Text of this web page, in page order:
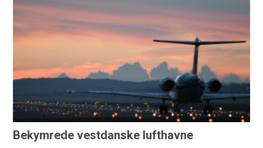
Bekymrede vestdanske lufthavne